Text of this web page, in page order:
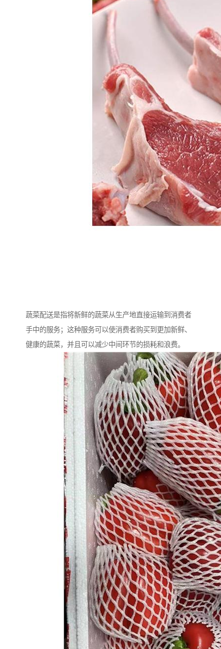
蔬菜配送是指将新鲜的蔬菜从生产地直接运输到消费者
手中的服务；这种服务可以使消费者购买到更加新鲜、
健康的蔬菜，并且可以减少中间环节的损耗和浪费。